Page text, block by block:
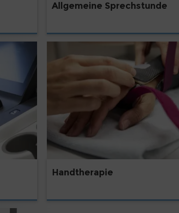
Allgemeine Sprechstunde
Handtherapie